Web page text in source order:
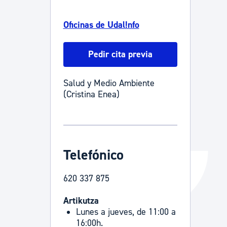
Ayuda a la tramitación
Oficinas de Udal!nfo
Pedir cita previa
Salud y Medio Ambiente
(Cristina Enea)
Telefónico
620 337 875
Artikutza
Lunes a jueves, de 11:00 a
16:00h.